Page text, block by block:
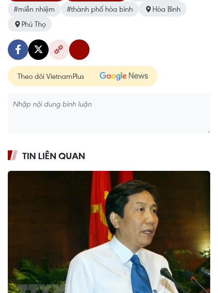
#miễn nhiệm
#thành phố hòa bình
Hòa Bình
Phú Thọ
Theo dõi VietnamPlus
TIN LIÊN QUAN